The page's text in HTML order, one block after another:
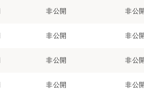
非公開 非公
非公開 非公
非公開 非公
非公開 非公